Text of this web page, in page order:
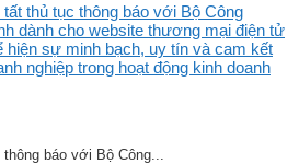
thủ tục thông báo với Bộ Công
dành cho website thương mại điện tử
hiện sự minh bạch, uy tín và cam kết
nghiệp trong hoạt động kinh doanh
báo với Bộ Công...